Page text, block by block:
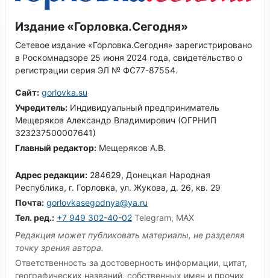
Издание «Горловка.Сегодня»
Сетевое издание «Горловка.Сегодня» зарегистрировано
в Роскомнадзоре 25 июня 2024 года, свидетельство о
регистрации серия ЭЛ № ФС77-87554.
Сайт: gorlovka.su
Учредитель: Индивидуальный предприниматель
Мещеряков Александр Владимирович (ОГРНИП
323237500007641)
Главный редактор: Мещеряков А.В.
Адрес редакции: 284629, Донецкая Народная
Республика, г. Горловка, ул. Жукова, д. 26, кв. 29
Почта: gorlovkasegodnya@ya.ru
Тел. ред.: +7 949 302-40-02 Telegram, MAX
Редакция может публиковать материалы, не разделяя
точку зрения автора.
Ответственность за достоверность информации, цитат,
географических названий, собственных имен и прочих